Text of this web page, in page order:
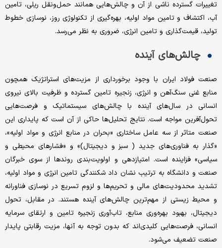
تغییرات گسترده ناشی‌ از آن و چالش‌هایی‌ همانند حمل‌ونقل‌ ریلی‌، تامین‌
آب، اکتشاف و تامین‌ مواد اولیه‌، بهره‌گیری‌ از تکنولوژی‌ روز، نوسازی‌ خطوط
تولید، قیمت‌گذاری‌ و تامین‌ انرژی‌، ضروری‌ به نظر می‌رسد.
چالش‌های آینده
صنعت‌ فولاد ایران با وجود برخورداری‌ از مزیت‌های‌ استراتژیک‌ همچون
منابع‌ غنی‌ سنگ‌آهن‌ و انرژی‌، زنجیره تامین‌ گسترده و ظرفیت‌ بالای‌ نیروی‌
انسانی‌ در سال‌های‌ آینده با چالش‌های‌ سیستماتیک‌ و فرصت‌هایی‌
تحول‌آفرین‌ مواجه‌ است. نتایج‌ تحلیل‌‌ها حاکی‌ از آن است‌ که‌ پایداری‌ این‌
صنعت‌ متاثر از سه‌ عامل‌ ساختاری‌ «بحران در منابع‌ انرژی‌ و مواد اولیه»‌،
«گذار به‌ فناوری‌های‌ جدید ( سبز و دیجیتال)» و «فشارهای‌ محیطی‌ و
سیاسی»‌ فزاینده است. امتیازدهی‌ و اولویت‌بندی‌ روندها از سوی خبرگان
صنعت‌ و دانشگاه به ترتیب نشان داد شکنندگی‌ تامین‌ انرژی‌ و مواد اولیه‌،
تشدید محدودیت‌های‌ مالی‌ و تحریم‌ها و لزوم تسریع‌ در نوسازی‌ فناورانه‌
و محیط‌ زیستی‌ از مهم‌ترین‌ چالش‌های‌ آینده هستند. در مقابل‌، تحول
دیجیتال، بهبود بهره‌وری‌ منابع‌، تاب‌آوری‌ زنجیره تامین‌ و ارتقای سرمایه‌
انسانی‌، فرصت‌هایی‌ کلیدی‌اند که‌ بدون توجه‌ به‌ آنها، مزیت‌ رقابتی‌ پایدار
صنعت‌ تضعیف‌ می‌شود.